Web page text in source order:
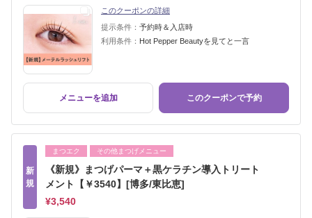
このクーポンの詳細
提示条件： 予約時＆入店時
利用条件： Hot Pepper Beautyを見てと一言
メニューを追加 このクーポンで予約
新
規
まつエク その他まつげメニュー
《新規》まつげパーマ＋黒ケラチン導入トリート
メント【￥3540】[博多/東比恵]
¥3,540